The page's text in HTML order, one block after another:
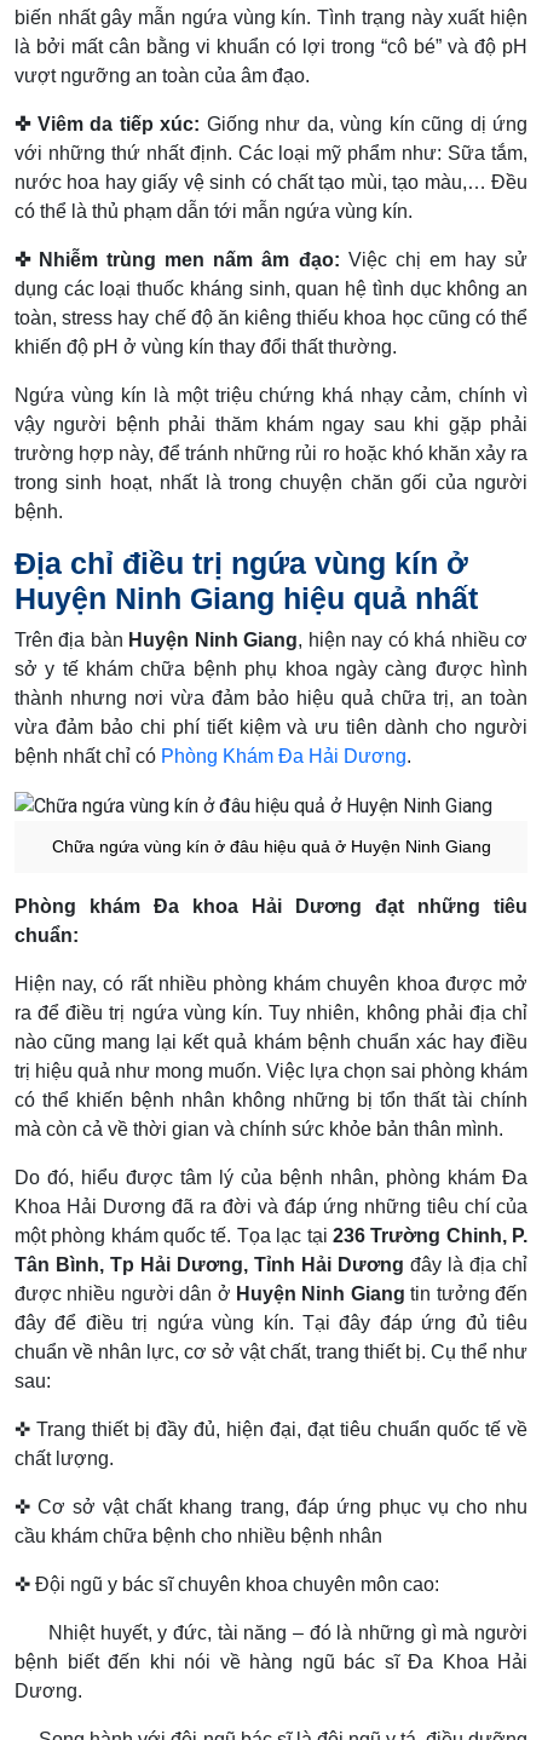
biến nhất gây mẫn ngứa vùng kín. Tình trạng này xuất hiện
là bởi mất cân bằng vi khuẩn có lợi trong “cô bé” và độ pH
vượt ngưỡng an toàn của âm đạo.
✜ Viêm da tiếp xúc: Giống như da, vùng kín cũng dị ứng
với những thứ nhất định. Các loại mỹ phẩm như: Sữa tắm,
nước hoa hay giấy vệ sinh có chất tạo mùi, tạo màu,… Đều
có thể là thủ phạm dẫn tới mẫn ngứa vùng kín.
✜ Nhiễm trùng men nấm âm đạo: Việc chị em hay sử
dụng các loại thuốc kháng sinh, quan hệ tình dục không an
toàn, stress hay chế độ ăn kiêng thiếu khoa học cũng có thể
khiến độ pH ở vùng kín thay đổi thất thường.
Ngứa vùng kín là một triệu chứng khá nhạy cảm, chính vì
vậy người bệnh phải thăm khám ngay sau khi gặp phải
trường hợp này, để tránh những rủi ro hoặc khó khăn xảy ra
trong sinh hoạt, nhất là trong chuyện chăn gối của người
bệnh.
Địa chỉ điều trị ngứa vùng kín ở
Huyện Ninh Giang hiệu quả nhất
Trên địa bàn Huyện Ninh Giang, hiện nay có khá nhiều cơ
sở y tế khám chữa bệnh phụ khoa ngày càng được hình
thành nhưng nơi vừa đảm bảo hiệu quả chữa trị, an toàn
vừa đảm bảo chi phí tiết kiệm và ưu tiên dành cho người
bệnh nhất chỉ có Phòng Khám Đa Hải Dương.
Chữa ngứa vùng kín ở đâu hiệu quả ở Huyện Ninh Giang
Phòng khám Đa khoa Hải Dương đạt những tiêu
chuẩn:
Hiện nay, có rất nhiều phòng khám chuyên khoa được mở
ra để điều trị ngứa vùng kín. Tuy nhiên, không phải địa chỉ
nào cũng mang lại kết quả khám bệnh chuẩn xác hay điều
trị hiệu quả như mong muốn. Việc lựa chọn sai phòng khám
có thể khiến bệnh nhân không những bị tổn thất tài chính
mà còn cả về thời gian và chính sức khỏe bản thân mình.
Do đó, hiểu được tâm lý của bệnh nhân, phòng khám Đa
Khoa Hải Dương đã ra đời và đáp ứng những tiêu chí của
một phòng khám quốc tế. Tọa lạc tại 236 Trường Chinh, P.
Tân Bình, Tp Hải Dương, Tỉnh Hải Dương đây là địa chỉ
được nhiều người dân ở Huyện Ninh Giang tin tưởng đến
đây để điều trị ngứa vùng kín. Tại đây đáp ứng đủ tiêu
chuẩn về nhân lực, cơ sở vật chất, trang thiết bị. Cụ thể như
sau:
✜ Trang thiết bị đầy đủ, hiện đại, đạt tiêu chuẩn quốc tế về
chất lượng.
✜ Cơ sở vật chất khang trang, đáp ứng phục vụ cho nhu
cầu khám chữa bệnh cho nhiều bệnh nhân
✜ Đội ngũ y bác sĩ chuyên khoa chuyên môn cao:
Nhiệt huyết, y đức, tài năng – đó là những gì mà người
bệnh biết đến khi nói về hàng ngũ bác sĩ Đa Khoa Hải
Dương.